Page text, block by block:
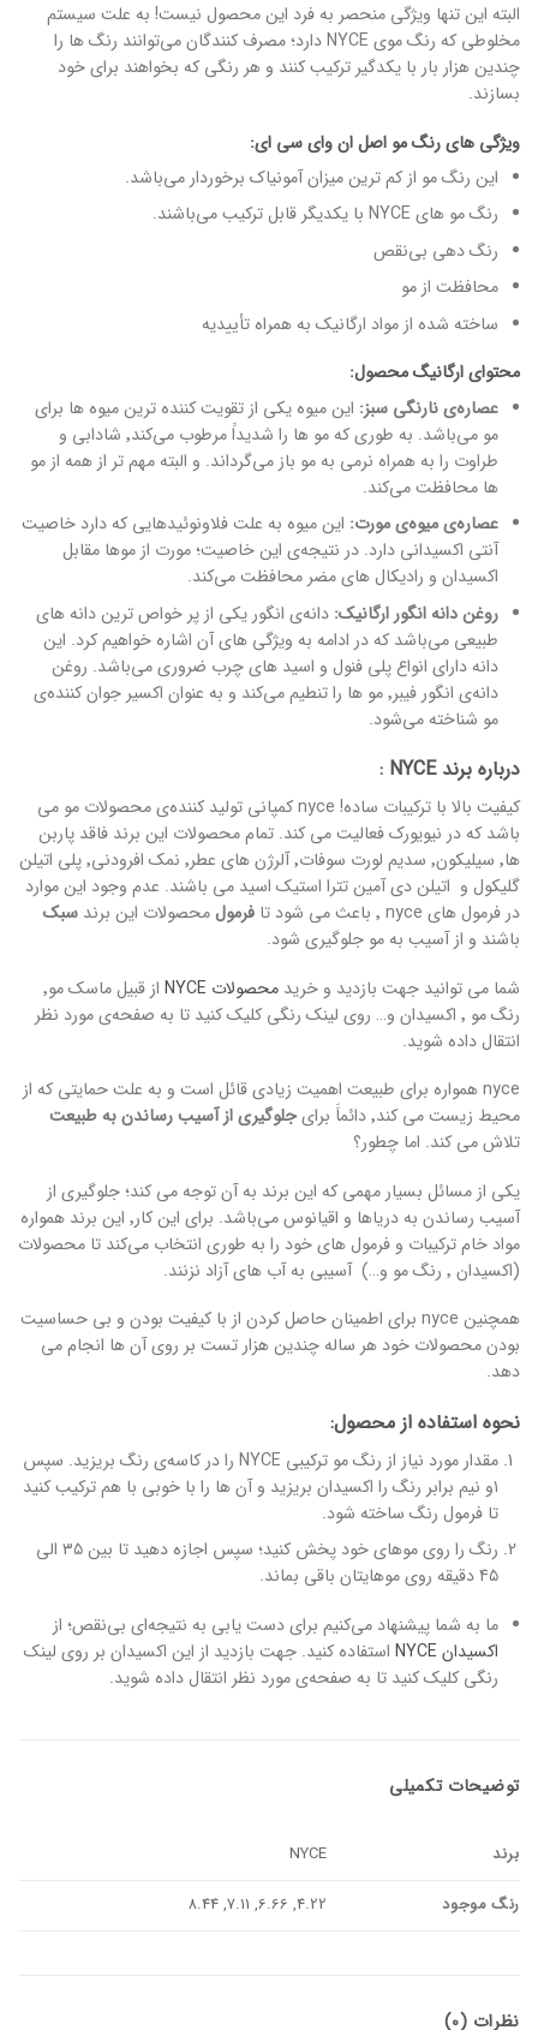
البته این تنها ویژگی منحصر به فرد این محصول نیست! به علت سیستم
مخلوطی که رنگ موی NYCE دارد؛ مصرف کنندگان می‌توانند رنگ ها را
چندین هزار بار با یکدگیر ترکیب کنند و هر رنگی که بخواهند برای خود
بسازند.
ویژگی های رنگ مو اصل ان وای سی ای:
این رنگ مو از کم ترین میزان آمونیاک برخوردار می‌باشد.
رنگ مو های NYCE با یکدیگر قابل ترکیب می‌باشند.
رنگ دهی بی‌نقص
محافظت از مو
ساخته شده از مواد ارگانیک به همراه تأییدیه
محتوای ارگانیگ محصول:
عصاره‌ی نارنگی سبز: این میوه یکی از تقویت کننده ترین میوه ها برای
مو می‌باشد. به طوری که مو ها را شدیداََ مرطوب می‌کند٬ شادابی و
طراوت را به همراه نرمی به مو باز می‌گرداند. و البته مهم تر از همه از مو
ها محافظت می‌کند.
عصاره‌ی میوه‌ی مورت: این میوه به علت فلاونوئیدهایی که دارد خاصیت
آنتی اکسیدانی دارد. در نتیجه‌ی این خاصیت؛ مورت از موها مقابل
اکسیدان و رادیکال های مضر محافظت می‌کند.
روغن دانه انگور ارگانیک:دانه‌ی انگور یکی از پر خواص ترین دانه های
طبیعی می‌باشد که در ادامه به ویژگی های آن اشاره خواهیم کرد. این
دانه دارای انواع پلی فنول و اسید های چرب ضروری می‌باشد. روغن
دانه‌ی انگور فیبر٬ مو ها را تنطیم می‌کند و به عنوان اکسیر جوان کننده‌ی
مو شناخته می‌شود.
درباره برند NYCE :
کیفیت بالا با ترکیبات ساده! nyce کمپانی تولید کننده‌ی محصولات مو می
باشد که در نیویورک فعالیت می کند. تمام محصولات این برند فاقد پاربن
ها٬ سیلیکون٬ سدیم لورت سوفات٬ آلرژن های عطر٬ نمک افرودنی٬ پلی اتیلن
گلیکول و اتیلن دی آمین تترا استیک اسید می باشند. عدم وجود این موارد
در فرمول های nyce ٬ باعث می شود تا
فرمولمحصولات این برند سبک
باشند و از آسیب به مو جلوگیری شود.
شما می توانید جهت بازدید و خرید محصولات NYCE
از قبیل ماسک مو٬
رنگ مو ٬ اکسیدان و… روی لینک رنگی کلیک کنید تا به صفحه‌ی مورد نظر
انتقال داده شوید.
nyce همواره برای طبیعت اهمیت زیادی قائل است و به علت حمایتی که از
محیط زیست می کند٬ دائماََ برای
جلوگیری از آسیب رساندن به طبیعت
تلاش می کند. اما چطور؟
یکی از مسائل بسیار مهمی که این برند به آن توجه می کند؛ جلوگیری از
آسیب رساندن به دریاها و اقیانوس می‌باشد. برای این کار٬ این برند همواره
مواد خام ترکیبات و فرمول های خود را به طوری انتخاب می‌کند تا محصولات
(اکسیدان ٬ رنگ مو و…) آسیبی به آب های آزاد نزنند.
همچنین nyce برای اطمینان حاصل کردن از با کیفیت بودن و بی حساسیت
بودن محصولات خود هر ساله چندین هزار تست بر روی آن ها انجام می
دهد.
نحوه استفاده از محصول:
مقدار مورد نیاز از رنگ مو ترکیبی NYCE را در کاسه‌ی رنگ بریزید. سپس
۱و نیم برابر رنگ را اکسیدان بریزید و آن ها را با خوبی با هم ترکیب کنید
تا فرمول رنگ ساخته شود.
رنگ را روی موهای خود پخش کنید؛ سپس اجازه دهید تا بین ۳۵ الی
۴۵ دقیقه روی موهایتان باقی بماند.
ما به شما پیشنهاد می‌کنیم برای دست یابی به نتیجه‌ای بی‌نقص؛ از
اکسیدان NYCE
استفاده کنید. جهت بازدید از این اکسیدان بر روی لینک
رنگی کلیک کنید تا به صفحه‌ی مورد نظر انتقال داده شوید.
توضیحات تکمیلی
برند NYCE
رنگ موجود 4.22, 6.66, 7.11, 8.44
نظرات (0)